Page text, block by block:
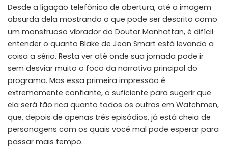
Desde a ligação telefônica de abertura, até a imagem
absurda dela mostrando o que pode ser descrito como
um monstruoso vibrador do Doutor Manhattan, é difícil
entender o quanto Blake de Jean Smart está levando a
coisa a sério. Resta ver até onde sua jornada pode ir
sem desviar muito o foco da narrativa principal do
programa. Mas essa primeira impressão é
extremamente confiante, o suficiente para sugerir que
ela será tão rica quanto todos os outros em Watchmen,
que, depois de apenas três episódios, já está cheia de
personagens com os quais você mal pode esperar para
passar mais tempo.